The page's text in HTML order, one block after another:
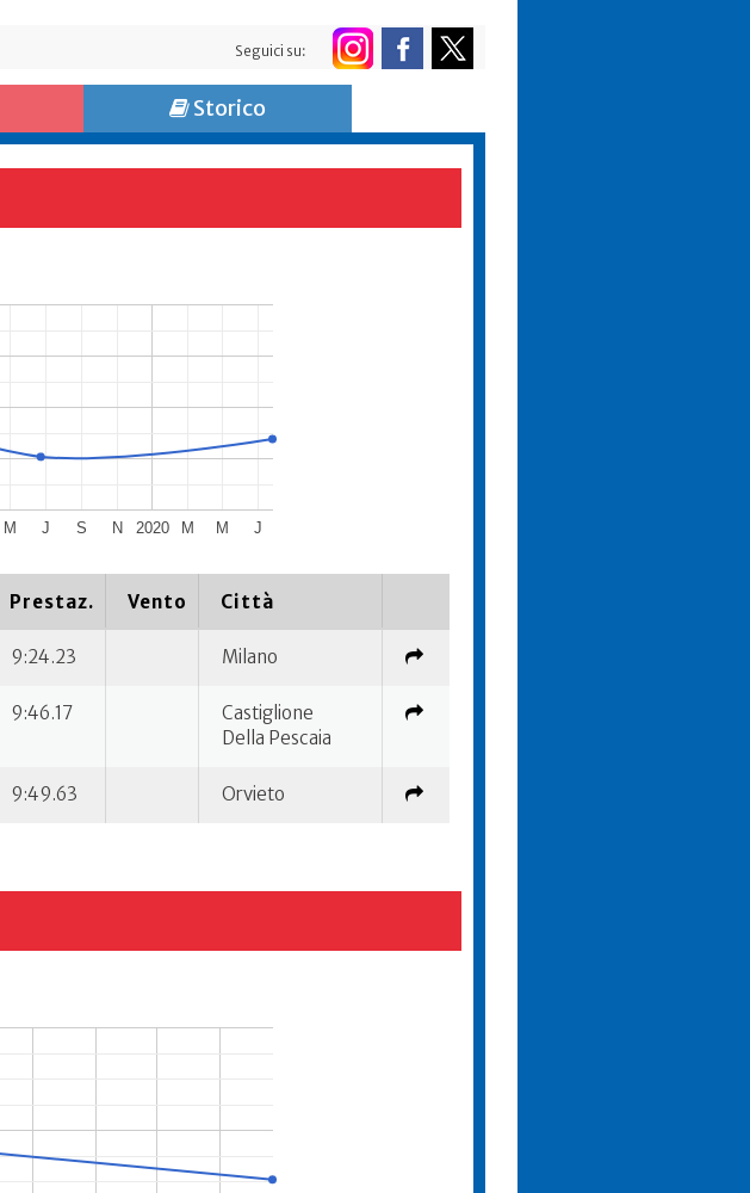
Seguici su:
Storico
2020
M J S N M M J
Prestaz. Vento Città
9:24.23 Milano
9:46.17
Castiglione
Della Pescaia
9:49.63 Orvieto